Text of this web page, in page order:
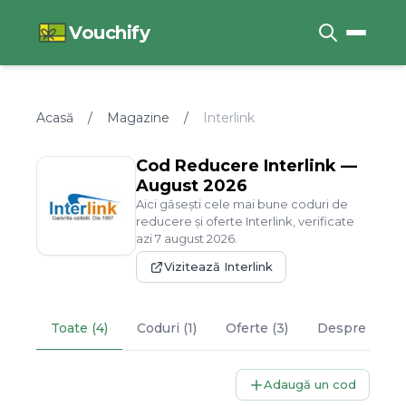
Vouchify
Acasă / Magazine / Interlink
Cod Reducere Interlink —
August 2026
Aici găsești cele mai bune coduri de
reducere și oferte Interlink , verificate
azi7 august 2026
Vizitează Interlink
Toate (4) Coduri (1) Oferte (3) Despre
Adaugă un cod